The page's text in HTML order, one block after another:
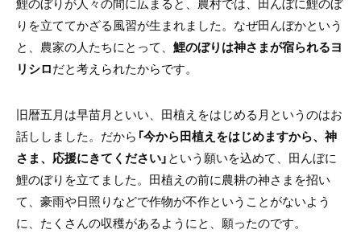
鯉のぼりが人々の間に広まると、農村では、田んぼに鯉のぼ
りを立ててかざる風習が生まれました。なぜ田んぼかという
と、農家の人たちにとって、 鯉のぼりは神さまが宿られるヨ
リシロだと考えられたからです。
旧暦五月は早苗月といい、田植えをはじめる月というのはお
話ししました。だから 「今から田植えをはじめますから、神
さま、応援にきてください」という願いを込めて、田んぼに
鯉のぼりを立てました。田植えの前に農耕の神さまを招い
て、豪雨や日照りなどで作物が不作ということがないよう
に、たくさんの収穫があるようにと、願ったのです。